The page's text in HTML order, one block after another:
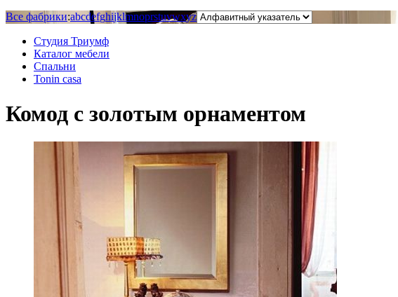
Все фабрики:abcdefghijklmnoprstuvwxyz
Студия Триумф
Каталог мебели
Спальни
Tonin casa
Комод с золотым орнаментом